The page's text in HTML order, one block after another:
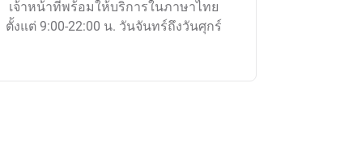
เจ้าหน้าทีพร้อมให้บริการในภาษาไทย
ตั้งแต่ 9:00-22:00 น. วันจันทร์ถึงวันศุกร์